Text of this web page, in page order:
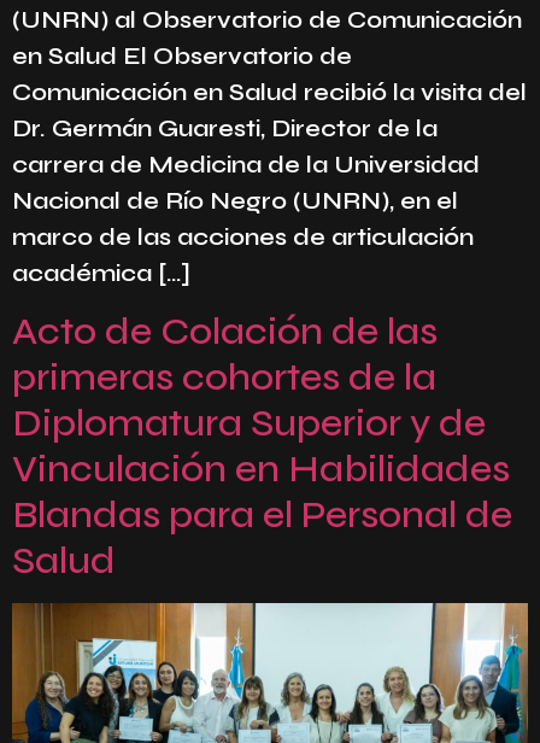
(UNRN) al Observatorio de Comunicación
en Salud El Observatorio de
Comunicación en Salud recibió la visita del
Dr. Germán Guaresti, Director de la
carrera de Medicina de la Universidad
Nacional de Río Negro (UNRN), en el
marco de las acciones de articulación
académica […]
Acto de Colación de las
primeras cohortes de la
Diplomatura Superior y de
Vinculación en Habilidades
Blandas para el Personal de
Salud